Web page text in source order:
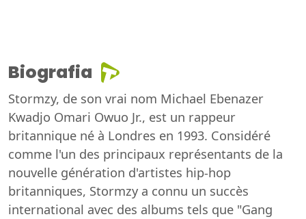
Biografia
Stormzy, de son vrai nom Michael Ebenazer
Kwadjo Omari Owuo Jr., est un rappeur
britannique né à Londres en 1993. Considéré
comme l'un des principaux représentants de la
nouvelle génération d'artistes hip-hop
britanniques, Stormzy a connu un succès
international avec des albums tels que "Gang